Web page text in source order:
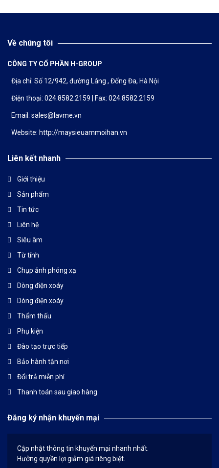
Về chúng tôi
CÔNG TY CỔ PHẦN H-GROUP
Địa chỉ: Số 12/942, đường Láng , Đống Đa, Hà Nội
Điện thoại: 024.8582.2159 | Fax: 024.8582.2159
Email: sales@lavme.vn
Website: http://maysieuammoihan.vn
Liên kết nhanh
Giới thiệu
Sản phẩm
Tin tức
Liên hệ
Siêu âm
Từ tính
Chụp ảnh phóng xạ
Dòng điện xoáy
Dòng điện xoáy
Thẩm thấu
Phụ kiện
Đào tạo trực tiếp
Bảo hành tận nơi
Đổi trả miễn phí
Thanh toán sau giao hàng
Đăng ký nhận khuyến mại
Cập nhật thông tin khuyến mại nhanh nhất.
Hưởng quyền lợi giảm giá riêng biệt.